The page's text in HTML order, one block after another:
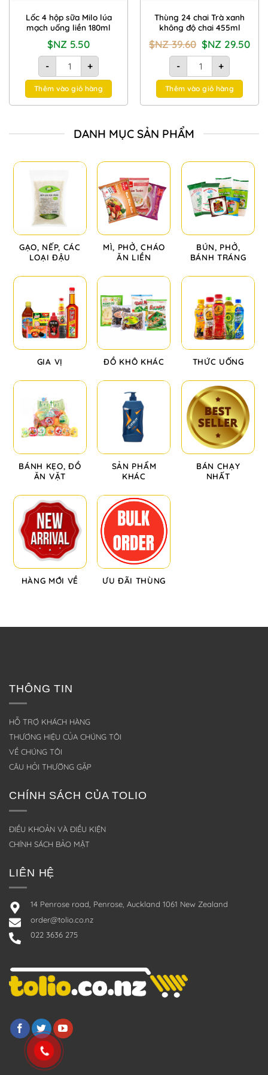
Lốc 4 hộp sữa Milo lúa
mạch uống liền 180ml
$NZ 5.50
-
Lốc 4 hộp sữa Milo lúa mạch uống liền 180ml số lượng
+
Thêm vào giỏ hàng
Thùng 24 chai Trà xanh
không độ chai 455ml
$NZ39.60 Giá
gốc
là:
$NZ
39.60.
$NZ 29.50Giá
hiện
-
Thùng 24 chai Trà
+
Thêm vào giỏ hàng
DANH MỤC SẢN PHẨM
GẠO, NẾP, CÁC
LOẠI ĐẬU
MÌ, PHỞ, CHÁO
ĂN LIỀN
BÚN, PHỞ,
BÁNH TRÁNG
GIA VỊ ĐỒ KHÔ KHÁC THỨC UỐNG
BÁNH KẸO, ĐỒ
ĂN VẶT
SẢN PHẨM
KHÁC
BÁN CHẠY
NHẤT
HÀNG MỚI VỀ ƯU ĐÃI THÙNG
THÔNG TIN
HỖ TRỢ KHÁCH HÀNG
THƯƠNG HIỆU CỦA CHÚNG TÔI
VỀ CHÚNG TÔI
CÂU HỎI THƯỜNG GẶP
CHÍNH SÁCH CỦA TOLIO
ĐIỀU KHOẢN VÀ ĐIỀU KIỆN
CHÍNH SÁCH BẢO MẬT
LIÊN HỆ
14 Penrose road, Penrose, Auckland 1061 New Zealand
order@tolio.co.nz
022 3636 275